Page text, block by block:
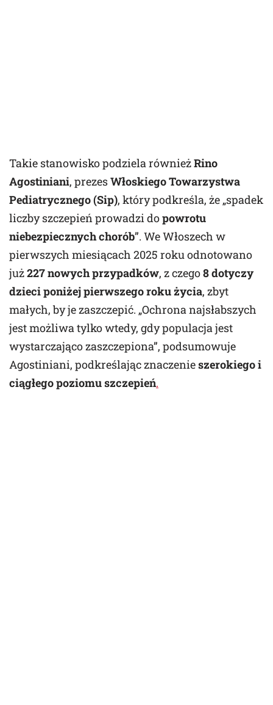
Takie stanowisko podziela równieżRino
Agostiniani, prezesWłoskiego Towarzystwa
Pediatrycznego (Sip), który podkreśla, że „spadek
liczby szczepień prowadzi dopowrotu
niebezpiecznych chorób”. We Włoszech w
pierwszych miesiącach 2025 roku odnotowano
już227 nowych przypadków, z czego8 dotyczy
dzieci poniżej pierwszego roku życia, zbyt
małych, by je zaszczepić. „Ochrona najsłabszych
jest możliwa tylko wtedy, gdy populacja jest
wystarczająco zaszczepiona”, podsumowuje
Agostiniani, podkreślając znaczenieszerokiego i
ciągłego poziomu szczepień.